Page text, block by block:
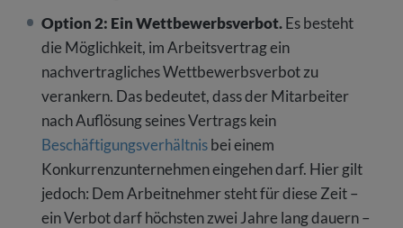
Option 2: Ein Wettbewerbsverbot.Es besteht
die Möglichkeit, im Arbeitsvertrag ein
nachvertragliches Wettbewerbsverbot zu
verankern. Das bedeutet, dass der Mitarbeiter
nach Auflösung seines Vertrags kein
Beschäftigungsverhältnisbei einem
Konkurrenzunternehmen eingehen darf. Hier gilt
jedoch: Dem Arbeitnehmer steht für diese Zeit –
ein Verbot darf höchsten zwei Jahre lang dauern –